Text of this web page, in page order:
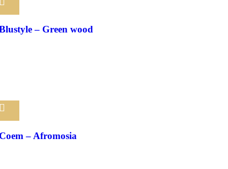
– Green wood
– Afromosia